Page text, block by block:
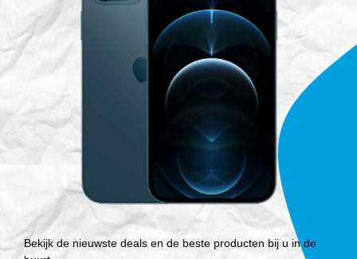
Bekijk de nieuwste deals en de beste producten bij u in de